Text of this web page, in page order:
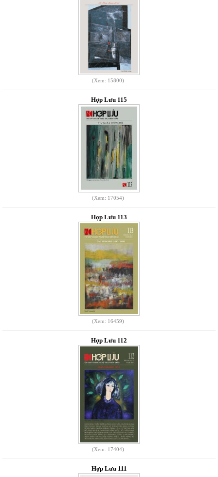
(Xem: 15800)
Hợp Lưu 115
(Xem: 17054)
Hợp Lưu 113
(Xem: 16459)
Hợp Lưu 112
(Xem: 17404)
Hợp Lưu 111